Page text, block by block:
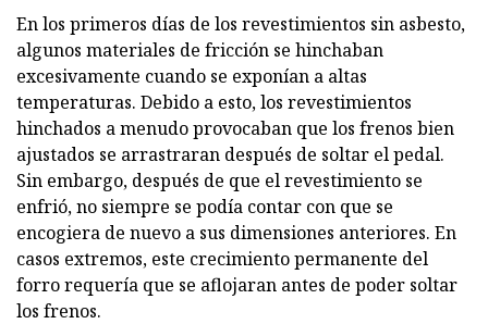
En los primeros días de los revestimientos sin asbesto,
algunos materiales de fricción se hinchaban
excesivamente cuando se exponían a altas
temperaturas. Debido a esto, los revestimientos
hinchados a menudo provocaban que los frenos bien
ajustados se arrastraran después de soltar el pedal.
Sin embargo, después de que el revestimiento se
enfrió, no siempre se podía contar con que se
encogiera de nuevo a sus dimensiones anteriores. En
casos extremos, este crecimiento permanente del
forro requería que se aflojaran antes de poder soltar
los frenos.